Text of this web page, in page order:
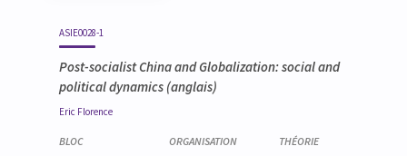
ASIE0028-1
Post-socialist China and Globalization: social and
political dynamics (anglais)
Eric Florence